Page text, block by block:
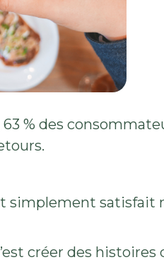
% des
simplement satisfait
créer des histoires